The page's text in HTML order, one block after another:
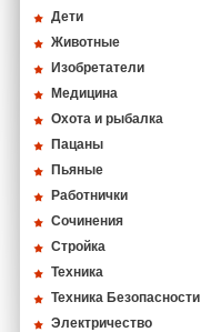
Дети
Животные
Изобретатели
Медицина
Охота и рыбалка
Пацаны
Пьяные
Работнички
Сочинения
Стройка
Техника
Техника Безопасности
Электричество